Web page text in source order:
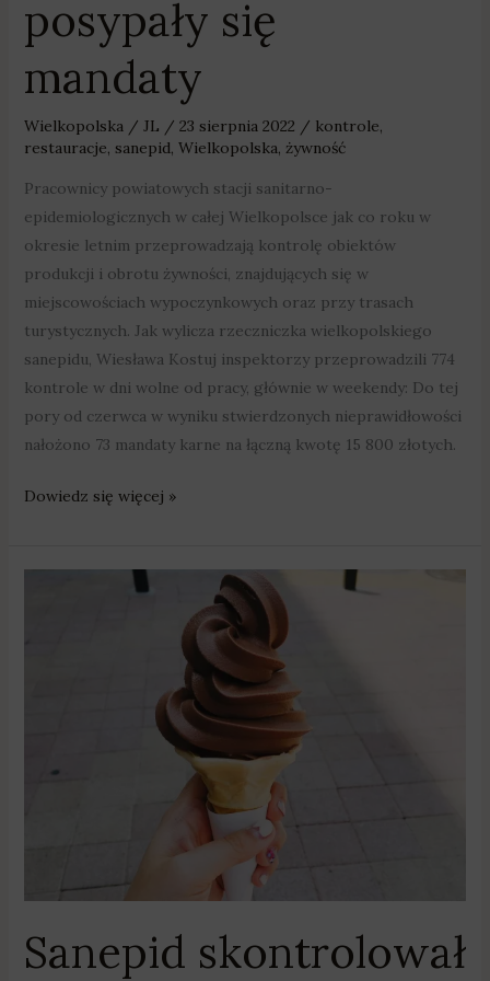
posypały się
mandaty
Wielkopolska / JL / 23 sierpnia 2022 / kontrole
restauracje sanepid Wielkopolska żywność
Pracownicy powiatowych stacji sanitarno-
epidemiologicznych w całej Wielkopolsce jak co roku w
okresie letnim przeprowadzają kontrolę obiektów
produkcji i obrotu żywności, znajdujących się w
miejscowościach wypoczynkowych oraz przy trasach
turystycznych. Jak wylicza rzeczniczka wielkopolskiego
sanepidu, Wiesława Kostuj inspektorzy przeprowadzili 774
kontrole w dni wolne od pracy, głównie w weekendy: Do tej
pory od czerwca w wyniku stwierdzonych nieprawidłowości
nałożono 73 mandaty karne na łączną kwotę 15 800 złotych.
Dowiedz się więcej »
Sanepid skontrolował